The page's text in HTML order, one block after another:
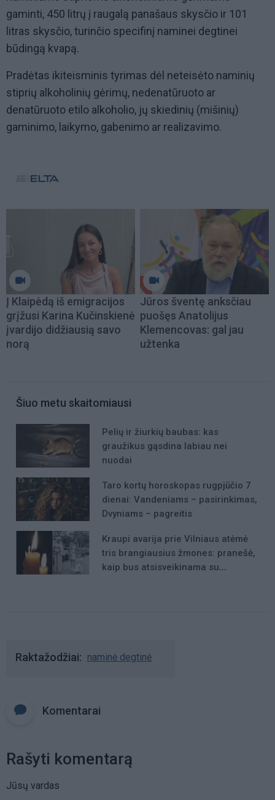
gaminti, 450 litrų į raugalą panašaus skysčio ir 101
litras skysčio, turinčio specifinį naminei degtinei
būdingą kvapą.
Pradėtas ikiteisminis tyrimas dėl neteisėto naminių
stiprių alkoholinių gėrimų, nedenatūruoto ar
denatūruoto etilo alkoholio, jų skiedinių (mišinių)
gaminimo, laikymo, gabenimo ar realizavimo.
Į Klaipėdą iš emigracijos
grįžusi Karina Kučinskienė
įvardijo didžiausią savo
norą
Jūros šventę anksčiau
puošęs Anatolijus
Klemencovas: gal jau
užtenka
Šiuo metu skaitomiausi
Pelių ir žiurkių baubas: kas
graužikus gąsdina labiau nei
nuodai
Taro kortų horoskopas rugpjūčio 7
dienai: Vandeniams – pasirinkimas,
Dvyniams – pagreitis
Kraupi avarija prie Vilniaus atėmė
tris brangiausius žmones: pranešė,
kaip bus atsisveikinama su
Raktažodžiai naminė degtinė
Komentarai
Rašyti komentarą
Jūsų vardas